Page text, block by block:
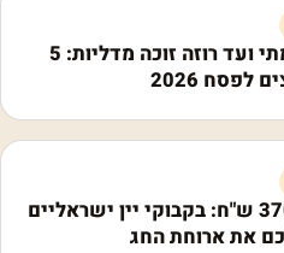
ממרלו עוצמתי ועד רוזה זוכה מדליות: 5
לפסח 2026
מ-45 ועד 370 ש"ח: בקבוקי יין ישראליים
את ארוחת החג